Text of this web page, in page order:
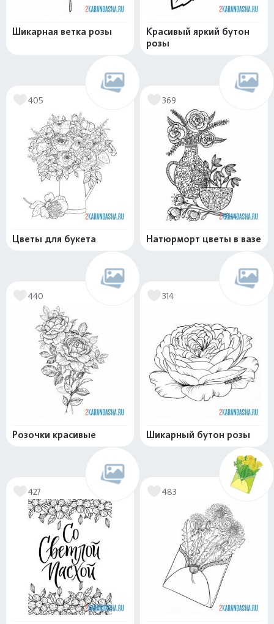
Шикарная ветка розы
Красивый яркий бутон
розы
405
Цветы для букета
369
Натюрморт цветы в вазе
440
Розочки красивые
314
Шикарный бутон розы
427 483